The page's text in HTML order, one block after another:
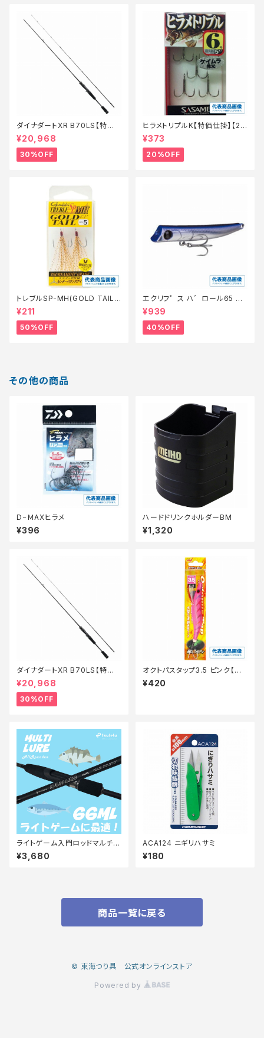
ダイナダートXR B70LS【特価
ロッド】【30】
¥20,968
30%OFF
ヒラメトリプルK【特価仕掛】【2
0】
¥373
20%OFF
トレブルSP-MH(GOLD TAIL)
8【特価仕掛】【50】
¥211
50%OFF
エクリフ゜ス ハ゛ロール65 #0
10 ク゛ローホ゛ラ【特価ルア
ー】【40】
¥939
40%OFF
その他の商品
D−ＭAXヒラメ
¥396
ハードドリンクホルダーBM
¥1,320
ダイナダートXR B70LS【特価
ロッド】【30】
¥20,968
30%OFF
オクトパスタップ3.5 ピンク【継
続セール_ルアー】
¥420
ライトゲーム入門ロッドマルチル
アーアジメバル 66ML マットブ
ラック
¥3,680
ACA124 ニギリハサミ
¥180
商品一覧に戻る
© 東海つり具 公式オンラインストア
Powered by